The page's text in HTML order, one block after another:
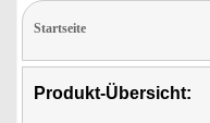
Startseite
Produkt-Übersicht: